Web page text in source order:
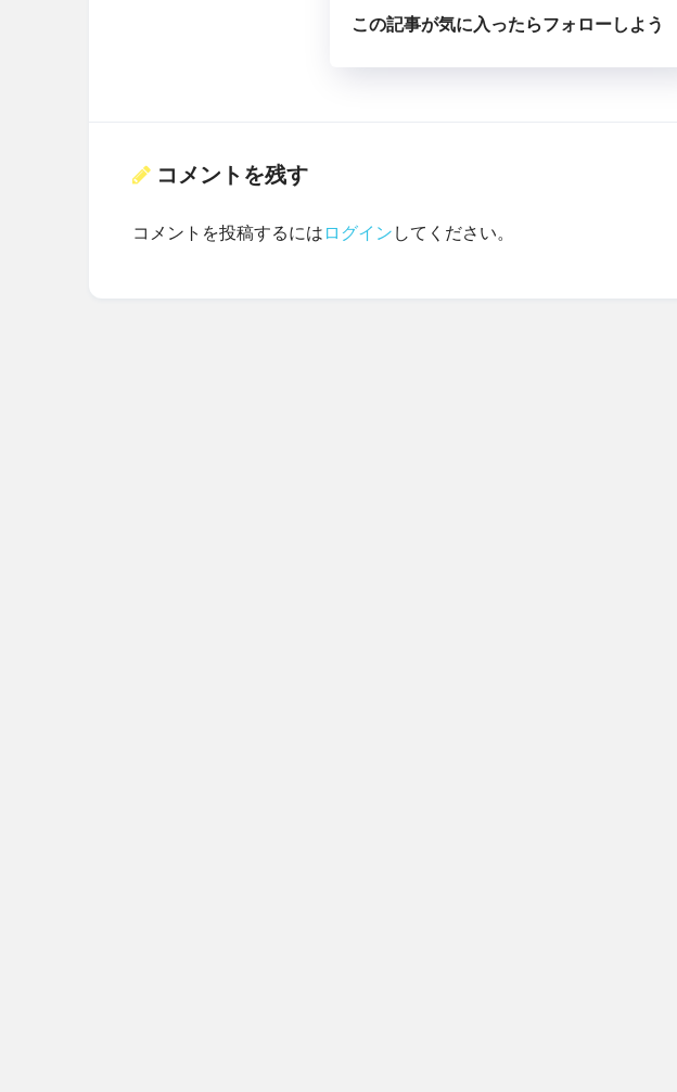
この記事が気に入ったらフォローしよう
コメントを残す
コメントを投稿するには ログイン してください。